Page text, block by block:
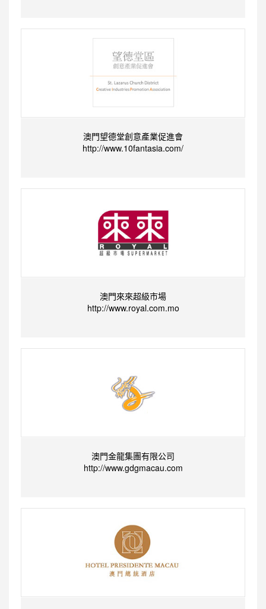
澳門望德堂創意產業促進會
http://www.10fantasia.com/
澳門來來超級市場
http://www.royal.com.mo
澳門金龍集團有限公司
http://www.gdgmacau.com